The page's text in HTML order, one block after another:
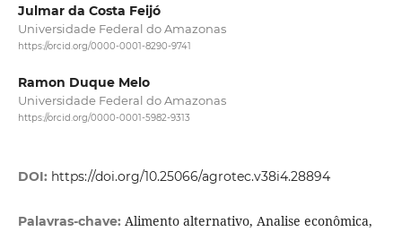
Julmar da Costa Feijó
Universidade Federal do Amazonas
https://orcid.org/0000-0001-8290-9741
Ramon Duque Melo
Universidade Federal do Amazonas
https://orcid.org/0000-0001-5982-9313
DOI: https://doi.org/10.25066/agrotec.v38i4.28894
Palavras-chave: Alimento alternativo, Analise econômica,